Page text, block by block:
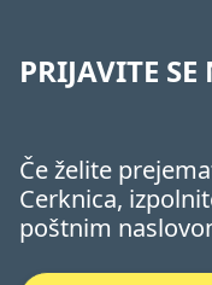
PRIJAVITE
Če želite
Cerknica,
poštnim